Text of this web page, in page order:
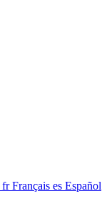
frFrançais es Español